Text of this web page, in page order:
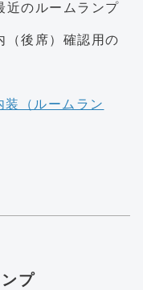
近のルームランプ
（後席）確認用の
プ